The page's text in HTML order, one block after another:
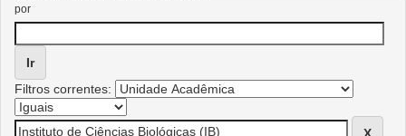
por
Filtros correntes: